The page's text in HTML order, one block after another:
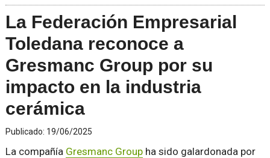
La Federación Empresarial
Toledana reconoce a
Gresmanc Group por su
impacto en la industria
cerámica
Publicado: 19/06/2025
La compañía Gresmanc Groupha sido galardonada por